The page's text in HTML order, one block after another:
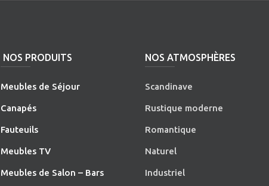
NOS PRODUITS
Meubles de Séjour
Canapés
Fauteuils
Meubles TV
Meubles de Salon – Bars
NOS ATMOSPHÈRES
Scandinave
Rustique moderne
Romantique
Naturel
Industriel